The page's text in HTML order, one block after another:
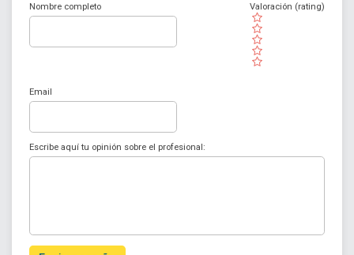
Nombre completo
( )
( )
( )
( )
( )
Valoración (rating)
Email
Escribe aquí tu opinión sobre el profesional: